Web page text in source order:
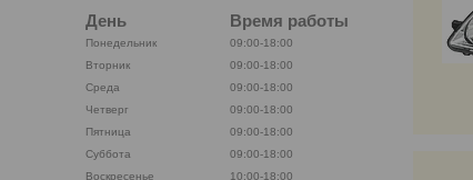
День
Время работы
Понедельник
09:00-18:00
Вторник
09:00-18:00
Среда
09:00-18:00
Четверг
09:00-18:00
Пятница
09:00-18:00
Суббота
09:00-18:00
Воскресенье
10:00-18:00